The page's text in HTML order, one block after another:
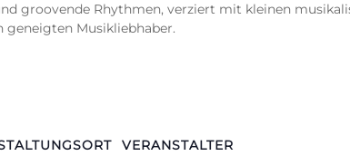
groovende Rhythmen, verziert mit kleinen
Musikliebhaber.
VERANSTALTER